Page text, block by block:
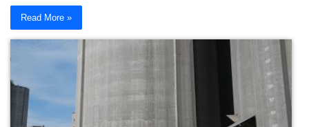
Read More »